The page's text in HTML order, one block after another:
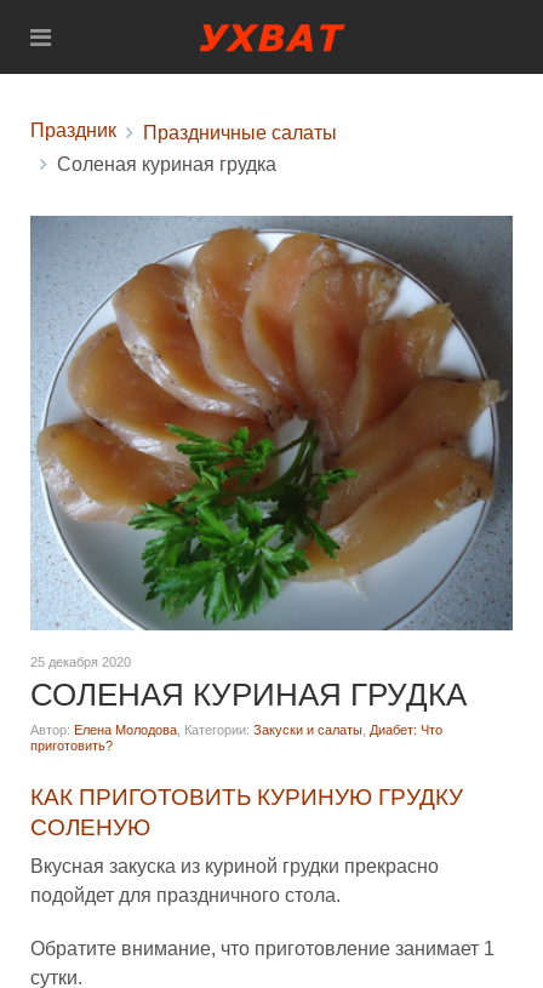
Праздник
Праздничные салаты
Соленая куриная грудка
25 декабря 2020
СОЛЕНАЯ КУРИНАЯ ГРУДКА
Автор: Елена Молодова Категории: Закуски и салаты Диабет: Что
приготовить?
КАК ПРИГОТОВИТЬ КУРИНУЮ ГРУДКУ
СОЛЕНУЮ
Вкусная закуска из куриной грудки прекрасно
подойдет для праздничного стола.
Обратите внимание, что приготовление занимает 1
сутки.